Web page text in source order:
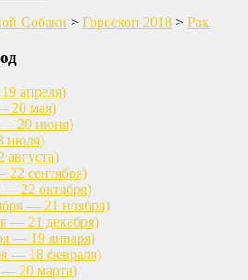
Собаки > Гороскоп 2018 > Рак
апреля)
20 мая)
— 20 июня)
июля)
22 сентября)
— 22 октября)
— 21 ноября)
— 21 декабря)
— 19 января)
— 18 февраля)
— 20 марта)